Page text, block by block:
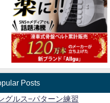
Posts
グルス−パターン練習